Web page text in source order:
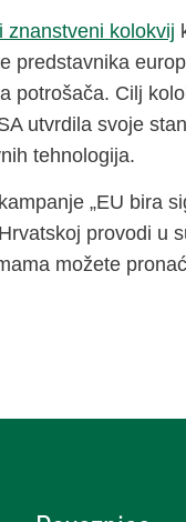
znanstveni kolokvij
predstavnika
potrošača. Cilj
utvrdila svoje
tehnologija.
„EU bira
provodi u
možete